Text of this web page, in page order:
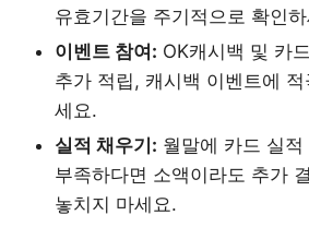
유효기간을 주기적으로 확인
이벤트 참여: OK캐시백 및 카
추가 적립, 캐시백 이벤트에
세요.
실적 채우기: 월말에 카드 실
부족하다면 소액이라도 추가
놓치지 마세요.